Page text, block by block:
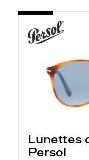
Lunettes
Persol